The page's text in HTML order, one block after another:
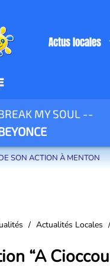
et des communes
Actus locales
MY SOUL --
LES 100
Actualités Locales
“A